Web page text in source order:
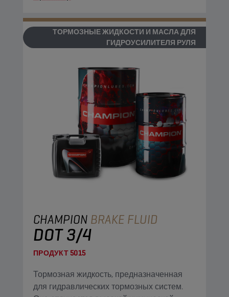
контура.
ТОРМОЗНЫЕ ЖИДКОСТИ И МАСЛА ДЛЯ
ГИДРОУСИЛИТЕЛЯ РУЛЯ
CHAMPION BRAKE FLUID
DOT 3/4
ПРОДУКТ5015
Тормозная жидкость, предназначенная
для гидравлических тормозных систем.